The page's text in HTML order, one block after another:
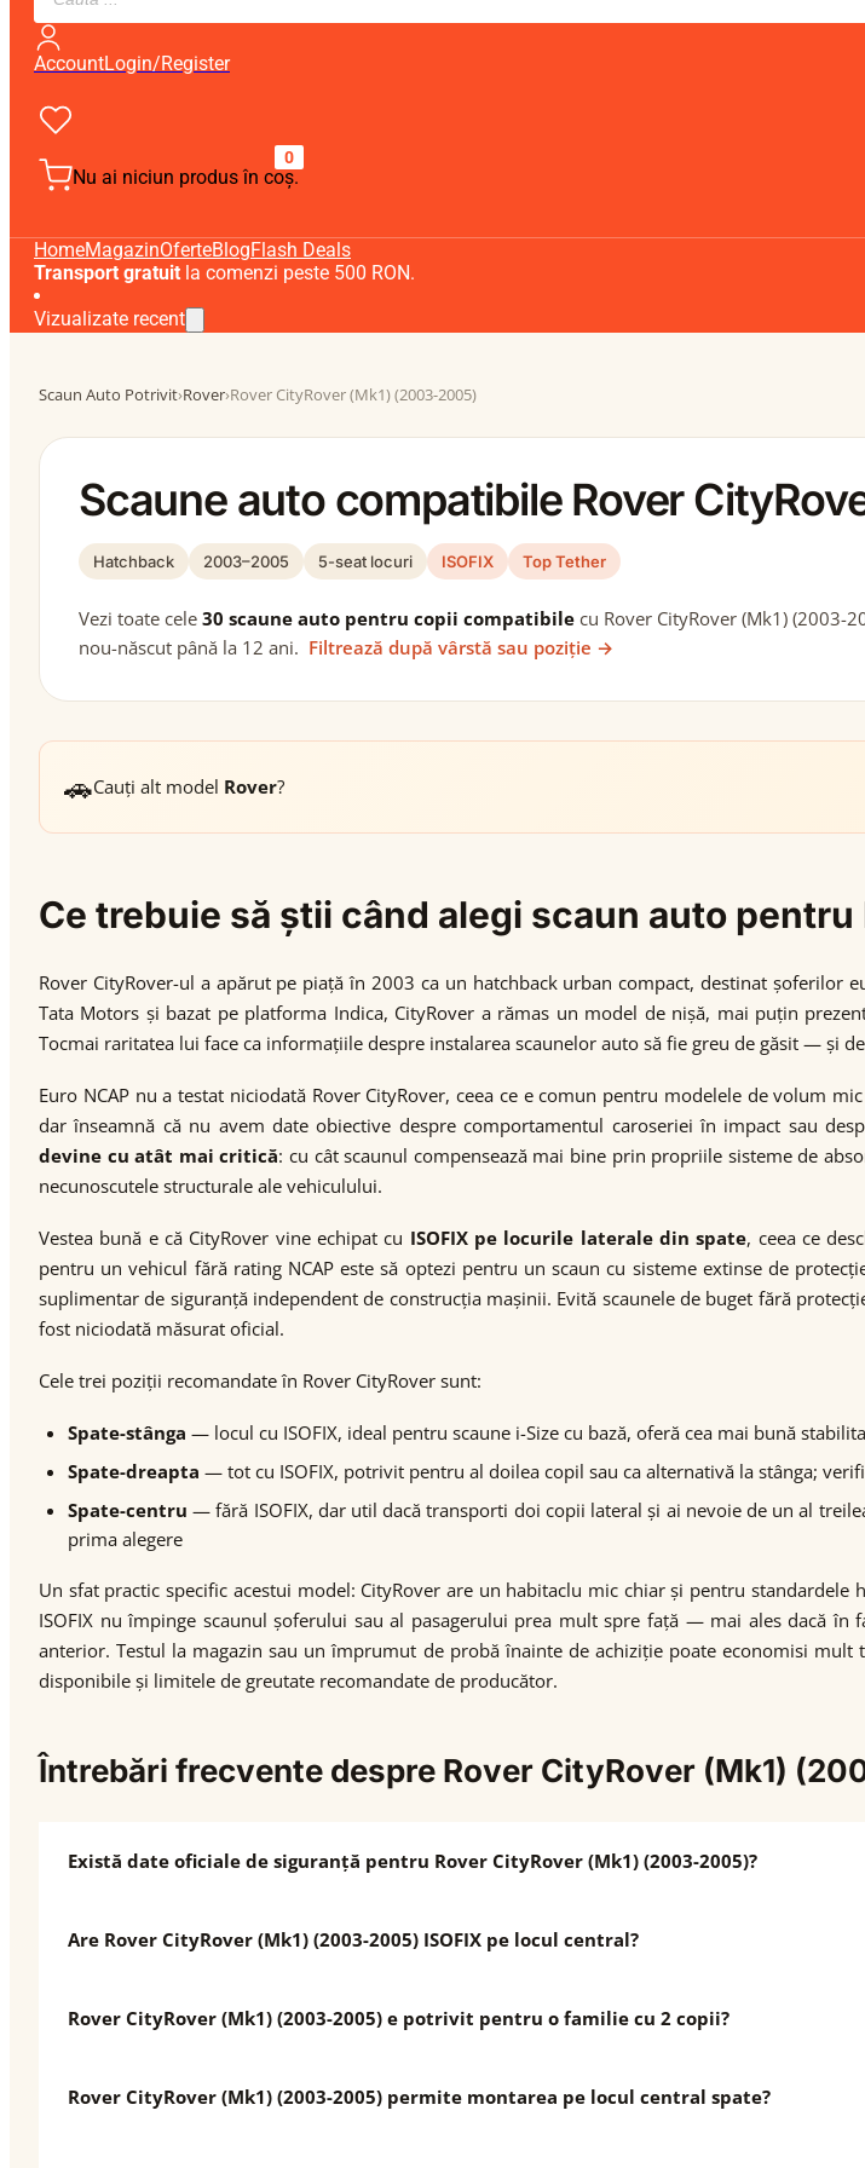
AccountLogin/Register
0
Nu ai niciun produs în coș.
HomeMagazinOferteBlogFlash Deals
Transport gratuit la comenzi peste 500 RON.
Vizualizate recent
Scaun Auto Potrivit›Rover›Rover CityRover (Mk1) (2003-2005)
Scaune auto compatibile Rover
Hatchback 2003–2005 5-seat locuri ISOFIX Top Tether
Vezi toate cele 30 scaune auto pentru copii compatibile cu Rover CityRover (Mk1) (2003-
nou-născut până la 12 ani. Filtrează după vârstă sau poziție →
🚗Cauți alt model Rover?
Ce trebuie să știi când alegi scaun auto
Rover CityRover-ul a apărut pe piață în 2003 ca un hatchback urban compact, destinat șoferilor
Tata Motors și bazat pe platforma Indica, CityRover a rămas un model de nișă, mai puțin
Tocmai raritatea lui face ca informațiile despre instalarea scaunelor auto să fie greu de găsit — și
Euro NCAP nu a testat niciodată Rover CityRover, ceea ce e comun pentru modelele de volum
dar înseamnă că nu avem date obiective despre comportamentul caroseriei în impact sau
devine cu atât mai critică: cu cât scaunul compensează mai bine prin propriile sisteme de
necunoscutele structurale ale vehiculului.
Vestea bună e că CityRover vine echipat cu ISOFIX pe locurile laterale din spate, ceea ce
pentru un vehicul fără rating NCAP este să optezi pentru un scaun cu sisteme extinse de
suplimentar de siguranță independent de construcția mașinii. Evită scaunele de buget fără
fost niciodată măsurat oficial.
Cele trei poziții recomandate în Rover CityRover sunt:
Spate-stânga — locul cu ISOFIX, ideal pentru scaune i-Size cu bază, oferă cea mai bună
Spate-dreapta — tot cu ISOFIX, potrivit pentru al doilea copil sau ca alternativă la stânga;
Spate-centru — fără ISOFIX, dar util dacă transporti doi copii lateral și ai nevoie de un al
prima alegere
Un sfat practic specific acestui model: CityRover are un habitaclu mic chiar și pentru
ISOFIX nu împinge scaunul șoferului sau al pasagerului prea mult spre față — mai ales dacă
anterior. Testul la magazin sau un împrumut de probă înainte de achiziție poate economisi
disponibile și limitele de greutate recomandate de producător.
Întrebări frecvente despre Rover CityRover (Mk1)
Există date oficiale de siguranță pentru Rover CityRover (Mk1) (2003-2005)?
Are Rover CityRover (Mk1) (2003-2005) ISOFIX pe locul central?
Rover CityRover (Mk1) (2003-2005) e potrivit pentru o familie cu 2 copii?
Rover CityRover (Mk1) (2003-2005) permite montarea pe locul central spate?